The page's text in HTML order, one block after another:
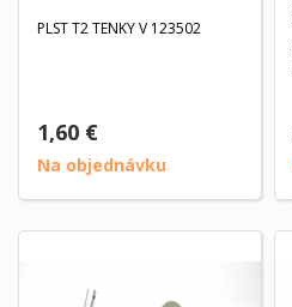
PLST T2 TENKY V 123502
1,60 €
Na objednávku